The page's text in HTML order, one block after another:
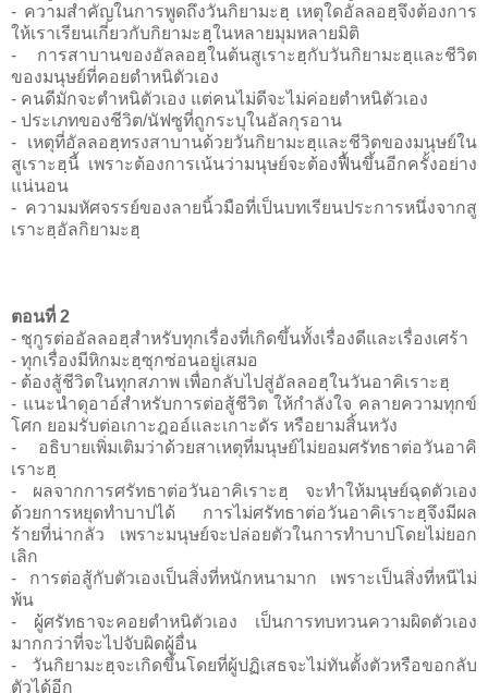
- ความสำคัญในการพูดถึงวันกิยามะฮฺ เหตุใดอัลลอฮฺจึงต้องการ
ให้เราเรียนเกี่ยวกับกิยามะฮฺในหลายมุมหลายมิติ
- การสาบานของอัลลอฮฺในต้นสูเราะฮฺกับวันกิยามะฮฺและชีวิต
ของมนุษย์ที่คอยตำหนิตัวเอง
- คนดีมักจะตำหนิตัวเอง แต่คนไม่ดีจะไม่ค่อยตำหนิตัวเอง
- ประเภทของชีวิต/นัฟซูที่ถูกระบุในอัลกุรอาน
- เหตุที่อัลลอฮฺทรงสาบานด้วยวันกิยามะฮฺและชีวิตของมนุษย์ใน
สูเราะฮฺนี้ เพราะต้องการเน้นว่ามนุษย์จะต้องฟื้นขึ้นอีกครั้งอย่าง
แน่นอน
- ความมหัศจรรย์ของลายนิ้วมือที่เป็นบทเรียนประการหนึ่งจากสู
เราะฮฺอัลกิยามะฮฺ
ตอนที่ 2
- ชุกูรต่ออัลลอฮฺสำหรับทุกเรื่องที่เกิดขึ้นทั้งเรื่องดีและเรื่องเศร้า
- ทุกเรื่องมีหิกมะฮฺซุกซ่อนอยู่เสมอ
- ต้องสู้ชีวิตในทุกสภาพ เพื่อกลับไปสู่อัลลอฮฺในวันอาคิเราะฮฺ
- แนะนำดุอาอ์สำหรับการต่อสู้ชีวิต ให้กำลังใจ คลายความทุกข์
โศก ยอมรับต่อเกาะฎออ์และเกาะดัร หรือยามสิ้นหวัง
- อธิบายเพิ่มเติมว่าด้วยสาเหตุที่มนุษย์ไม่ยอมศรัทธาต่อวันอาคิ
เราะฮฺ
- ผลจากการศรัทธาต่อวันอาคิเราะฮฺ จะทำให้มนุษย์ฉุดตัวเอง
ด้วยการหยุดทำบาปได้ การไม่ศรัทธาต่อวันอาคิเราะฮฺจึงมีผล
ร้ายที่น่ากลัว เพราะมนุษย์จะปล่อยตัวในการทำบาปโดยไม่ยอก
เลิก
- การต่อสู้กับตัวเองเป็นสิ่งที่หนักหนามาก เพราะเป็นสิ่งที่หนีไม่
พ้น
- ผู้ศรัทธาจะคอยตำหนิตัวเอง เป็นการทบทวนความผิดตัวเอง
มากกว่าที่จะไปจับผิดผู้อื่น
- วันกิยามะฮฺจะเกิดขึ้นโดยที่ผู้ปฏิเสธจะไม่ทันตั้งตัวหรือขอกลับ
ตัวได้อีก